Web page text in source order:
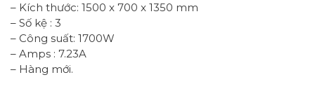
– Kích thước: 1500 x 700 x 1350 mm
– Số kệ : 3
– Công suất: 1700W
– Amps : 7.23A
– Hàng mới.